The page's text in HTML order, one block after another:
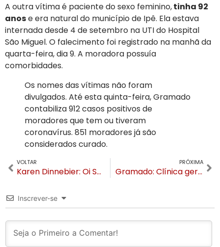
A outra vítima é paciente do sexo feminino,tinha 92
anose era natural do município de Ipê. Ela estava
internada desde 4 de setembro na UTI do Hospital
São Miguel. O falecimento foi registrado na manhã da
quarta-feira, dia 9. A moradora possuía
comorbidades.
Os nomes das vítimas não foram
divulgados. Até esta quinta-feira, Gramado
contabiliza 912 casos positivos de
moradores que tem ou tiveram
coronavírus. 851 moradores já são
considerados curado.
VOLTAR
Karen Dinnebier: Oi Sumida!
PRÓXIMA
Gramado: Clínica geriátrica tem surto de Covid com 19 casos e dois óbitos de idosos
Inscrever-se